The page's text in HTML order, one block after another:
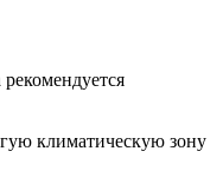
климатическую зону